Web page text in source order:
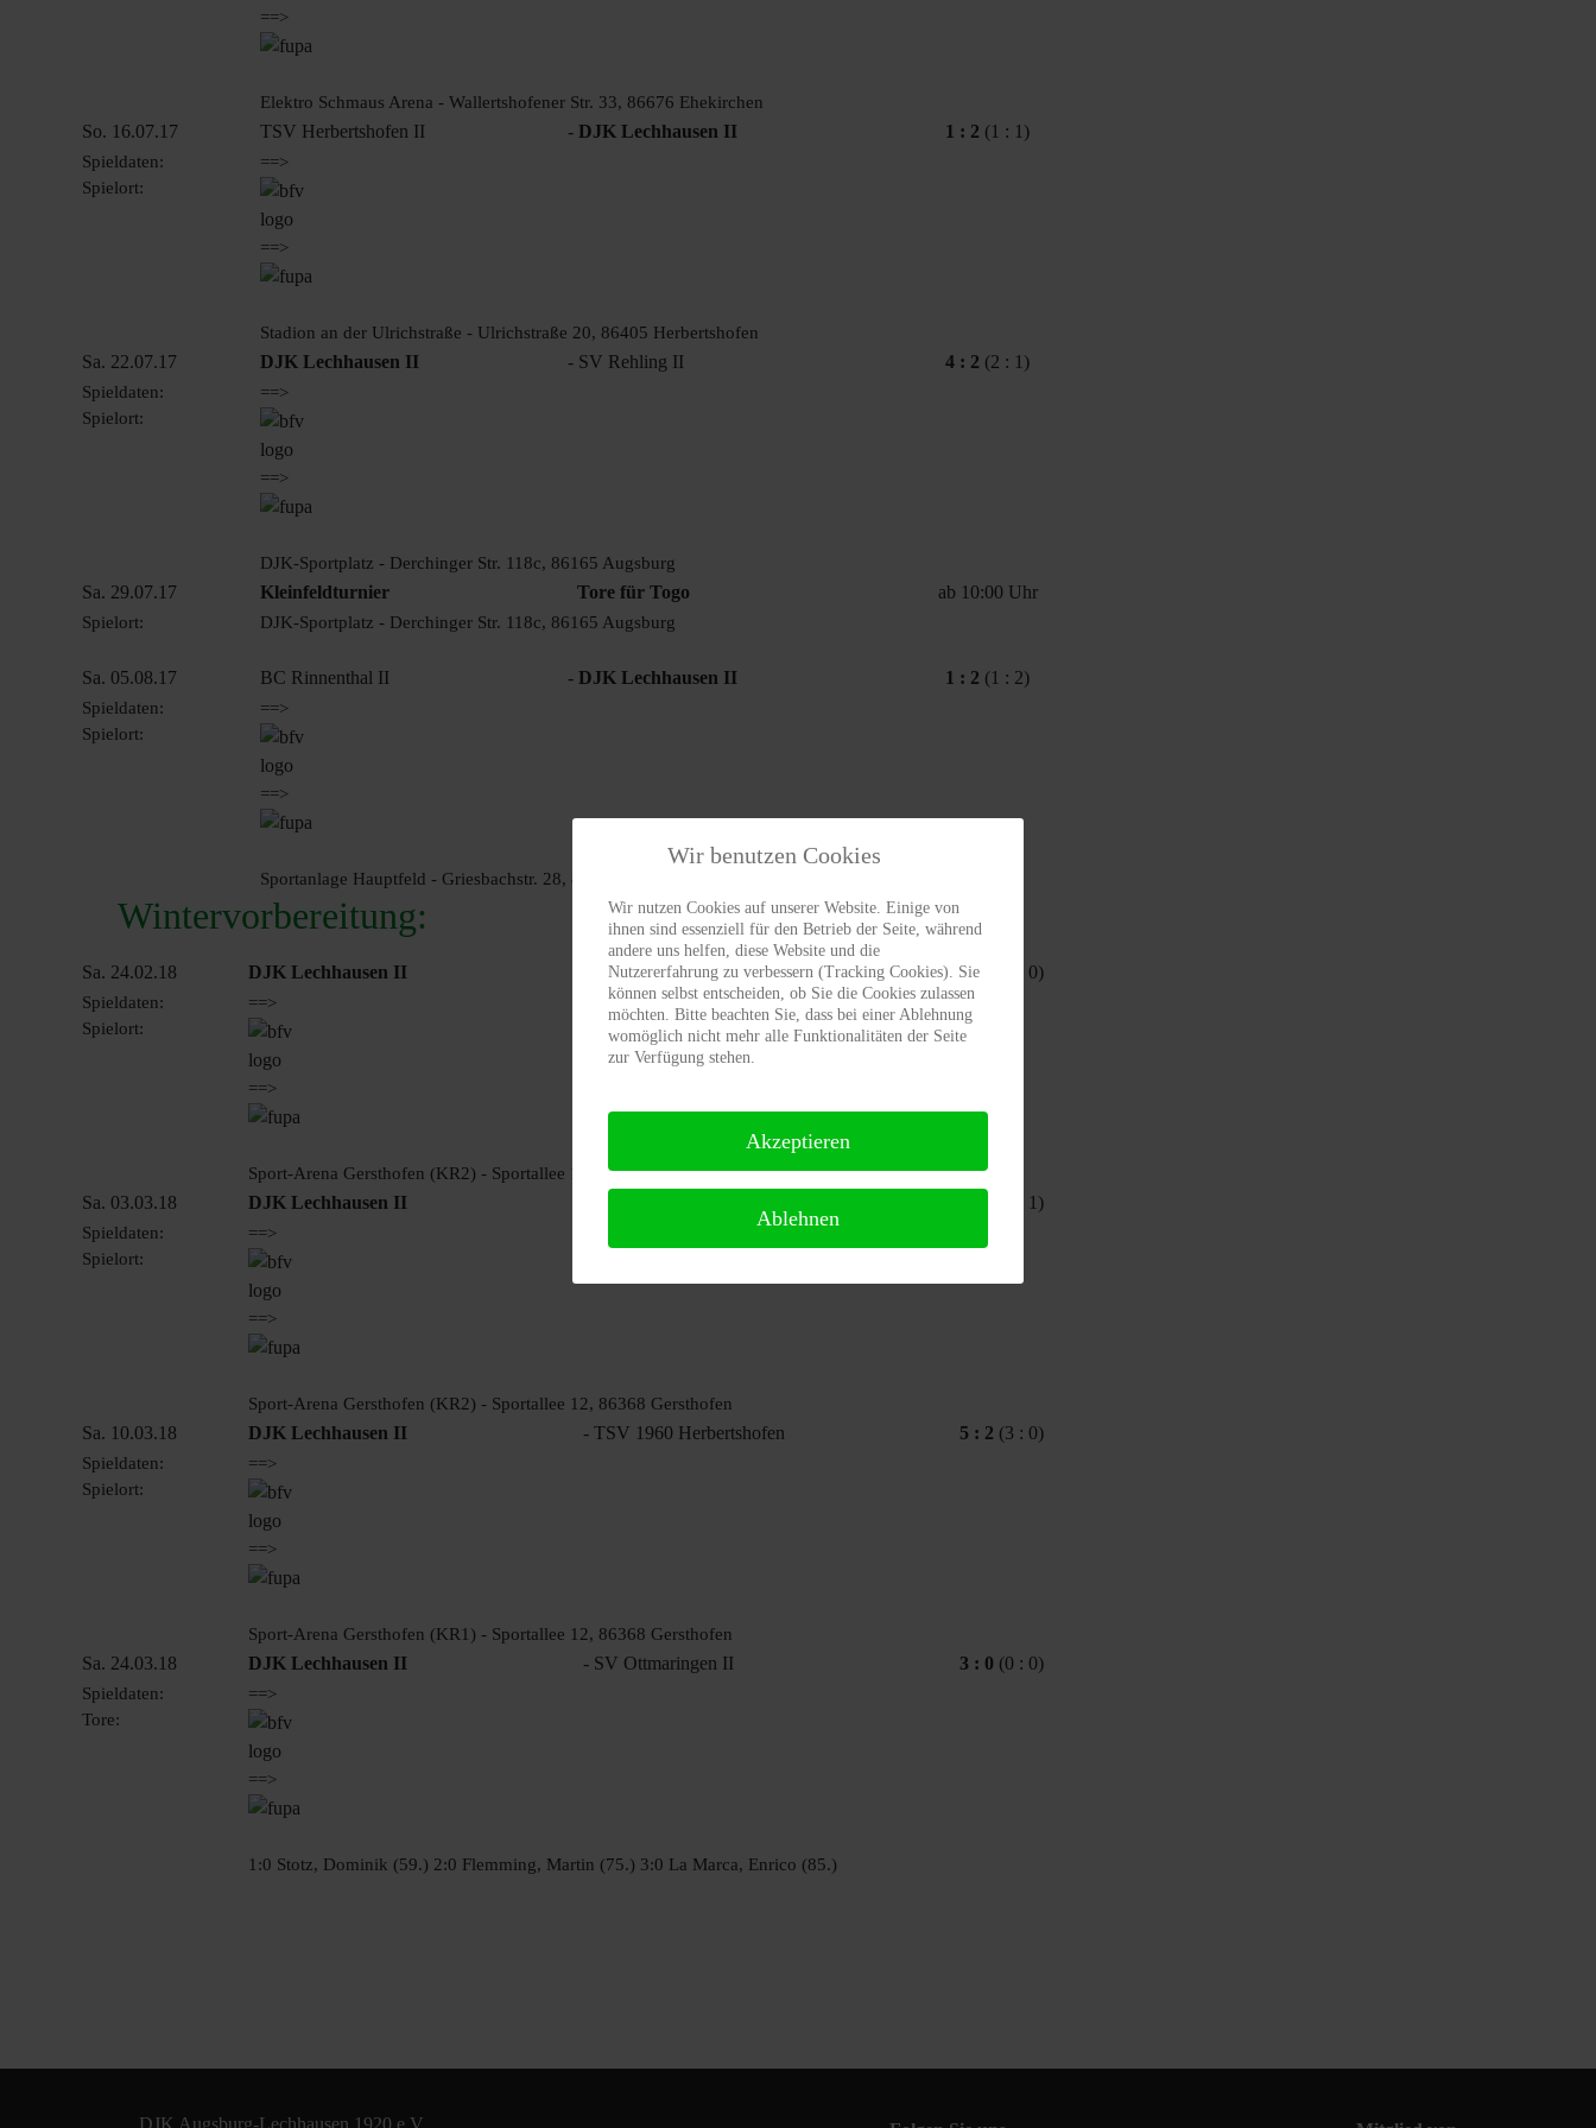
==>
Elektro Schmaus Arena - Wallertshofener Str. 33, 86676 Ehekirchen
So. 16.07.17 TSV Herbertshofen II - DJK Lechhausen II 1 : 2 (1 : 1)
Spieldaten:
Spielort:
==>
==>
Stadion an der Ulrichstraße - Ulrichstraße 20, 86405 Herbertshofen
Sa. 22.07.17 DJK Lechhausen II - SV Rehling II 4 : 2 (2 : 1)
Spieldaten:
Spielort:
==>
==>
DJK-Sportplatz - Derchinger Str. 118c, 86165 Augsburg
Sa. 29.07.17 Kleinfeldturnier Tore für Togo ab 10:00 Uhr
Spielort: DJK-Sportplatz - Derchinger Str. 118c, 86165 Augsburg
Sa. 05.08.17 BC Rinnenthal II - DJK Lechhausen II 1 : 2 (1 : 2)
Spieldaten:
Spielort:
==>
==>
Sportanlage Hauptfeld - Griesbachstr. 28, 86316 Rinnenthal
Wintervorbereitung:
Sa. 24.02.18 DJK Lechhausen II - TSV Göggingen II 3 : 2 (0 : 0)
Spieldaten:
Spielort:
==>
==>
Sport-Arena Gersthofen (KR2) - Sportallee 12, 86368 Gersthofen
Sa. 03.03.18 DJK Lechhausen II (1 : 1)
Spieldaten:
Spielort:
==>
==>
Sport-Arena Gersthofen (KR2) - Sportallee 12, 86368 Gersthofen
Sa. 10.03.18 DJK Lechhausen II - TSV 1960 Herbertshofen 5 : 2 (3 : 0)
Spieldaten:
Spielort:
==>
==>
Sport-Arena Gersthofen (KR1) - Sportallee 12, 86368 Gersthofen
Sa. 24.03.18 DJK Lechhausen II - SV Ottmaringen II 3 : 0 (0 : 0)
Spieldaten:
Tore:
==>
==>
1:0 Stotz, Dominik (59.) 2:0 Flemming, Martin (75.) 3:0 La Marca, Enrico (85.)
DJK Augsburg-Lechhausen 1920 e.V.
Wir benutzen Cookies
Wir nutzen Cookies auf unserer Website. Einige von
ihnen sind essenziell für den Betrieb der Seite, während
andere uns helfen, diese Website und die
Nutzererfahrung zu verbessern (Tracking Cookies). Sie
können selbst entscheiden, ob Sie die Cookies zulassen
möchten. Bitte beachten Sie, dass bei einer Ablehnung
womöglich nicht mehr alle Funktionalitäten der Seite
zur Verfügung stehen.
Akzeptieren
Ablehnen